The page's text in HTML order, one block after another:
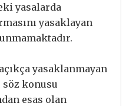
yasalarda
yasaklayan
yasaklanmayan
konusu
esas olan